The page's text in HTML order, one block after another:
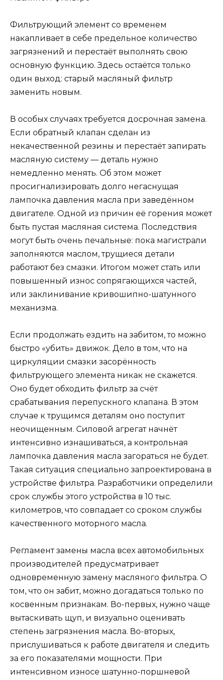
Фильтрующий элемент со временем
накапливает в себе предельное количество
загрязнений и перестаёт выполнять свою
основную функцию. Здесь остаётся только
один выход: старый масляный фильтр
заменить новым.
В особых случаях требуется досрочная замена.
Если обратный клапан сделан из
некачественной резины и перестаёт запирать
масляную систему — деталь нужно
немедленно менять. Об этом может
просигнализировать долго негаснущая
лампочка давления масла при заведённом
двигателе. Одной из причин её горения может
быть пустая масляная система. Последствия
могут быть очень печальные: пока магистрали
заполняются маслом, трущиеся детали
работают без смазки. Итогом может стать или
повышенный износ сопрягающихся частей,
или заклинивание кривошипно-шатунного
механизма.
Если продолжать ездить на забитом, то можно
быстро «убить» движок. Дело в том, что на
циркуляции смазки засорённость
фильтрующего элемента никак не скажется.
Оно будет обходить фильтр за счёт
срабатывания перепускного клапана. В этом
случае к трущимся деталям оно поступит
неочищенным. Силовой агрегат начнёт
интенсивно изнашиваться, а контрольная
лампочка давления масла загораться не будет.
Такая ситуация специально запроектирована в
устройстве фильтра. Разработчики определили
срок службы этого устройства в 10 тыс.
километров, что совпадает со сроком службы
качественного моторного масла.
Регламент замены масла всех автомобильных
производителей предусматривает
одновременную замену масляного фильтра. О
том, что он забит, можно догадаться только по
косвенным признакам. Во-первых, нужно чаще
вытаскивать щуп, и визуально оценивать
степень загрязнения масла. Во-вторых,
прислушиваться к работе двигателя и следить
за его показателями мощности. При
интенсивном износе шатунно-поршневой